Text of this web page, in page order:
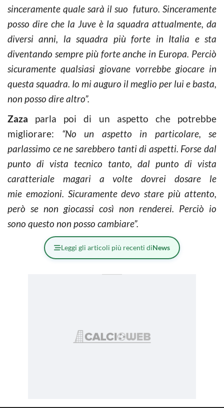
sinceramente quale sarà il suo futuro. Sinceramente
posso dire che la Juve è la squadra attualmente, da
diversi anni, la squadra più forte in Italia e sta
diventando sempre più forte anche in Europa. Perciò
sicuramente qualsiasi giovane vorrebbe giocare in
questa squadra. Io mi auguro il meglio per lui e basta,
non posso dire altro”.
Zaza parla poi di un aspetto che potrebbe
migliorare: “No un aspetto in particolare, se
parlassimo ce ne sarebbero tanti di aspetti. Forse dal
punto di vista tecnico tanto, dal punto di vista
caratteriale magari a volte dovrei dosare le
mie emozioni. Sicuramente devo stare più attento,
però se non giocassi così non renderei. Perciò io
sono questo non posso cambiare”.
Leggi gli articoli più recenti diNews